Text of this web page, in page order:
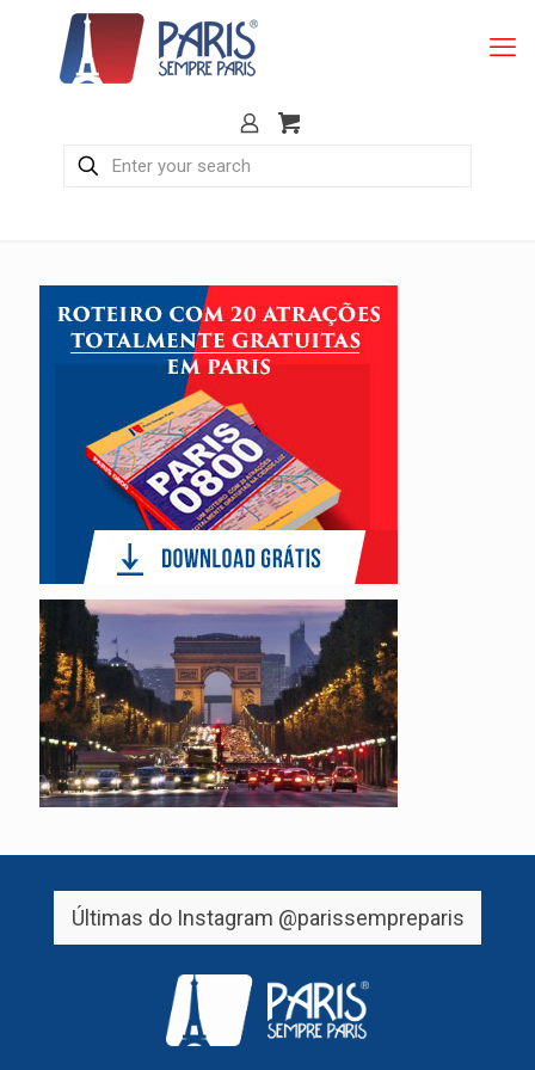
Últimas do Instagram @parissempreparis